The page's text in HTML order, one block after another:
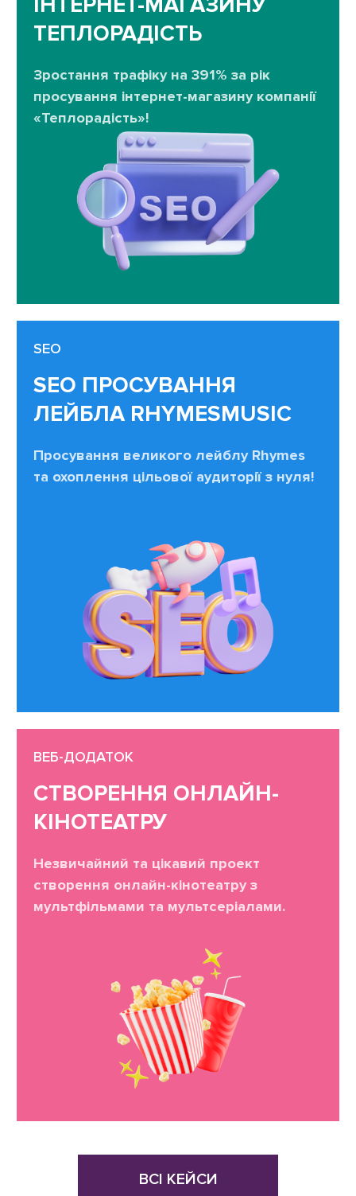
ТЕПЛОРАДІСТЬ
Зростання трафіку на 391% за рік
просування інтернет-магазину компанії
«Теплорадість»!
SEO
SEO ПРОСУВАННЯ
ЛЕЙБЛА RHYMESMUSIC
Просування великого лейблу Rhymes
та охоплення цільової аудиторії з нуля!
ВЕБ-ДОДАТОК
СТВОРЕННЯ ОНЛАЙН-
КІНОТЕАТРУ
Незвичайний та цікавий проект
створення онлайн-кінотеатру з
мультфільмами та мультсеріалами.
ВСІ КЕЙСИ